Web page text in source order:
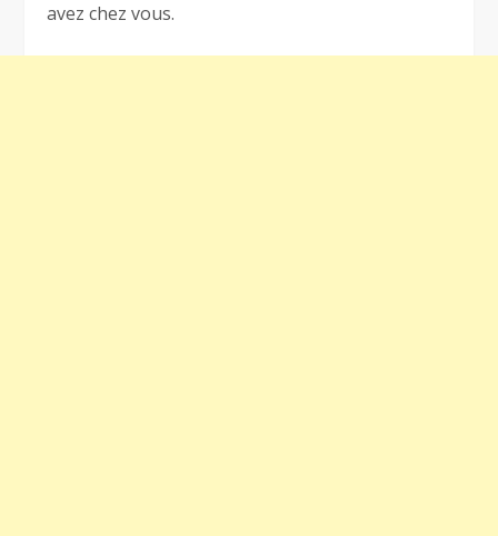
avez chez vous.